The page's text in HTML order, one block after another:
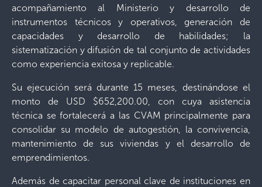
acompañamiento al Ministerio y desarrollo de
instrumentos técnicos y operativos, generación de
capacidades y desarrollo de habilidades; la
sistematización y difusión de tal conjunto de actividades
como experiencia exitosa y replicable.
Su ejecución será durante 15 meses, destinándose el
monto de USD $652,200.00, con cuya asistencia
técnica se fortalecerá a las CVAM principalmente para
consolidar su modelo de autogestión, la convivencia,
mantenimiento de sus viviendas y el desarrollo de
emprendimientos.
Además de capacitar personal clave de instituciones en